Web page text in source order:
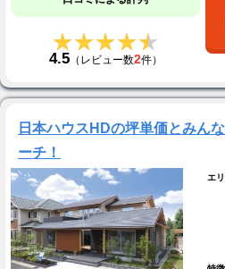
★★★★★
★★★★★
4.5（レビュー数2件）
日本ハウスHDの坪単価とみん
ーチ！
エ